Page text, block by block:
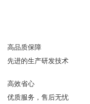
高品质保障
先进的生产研发技术
高效省心
优质服务，售后无忧